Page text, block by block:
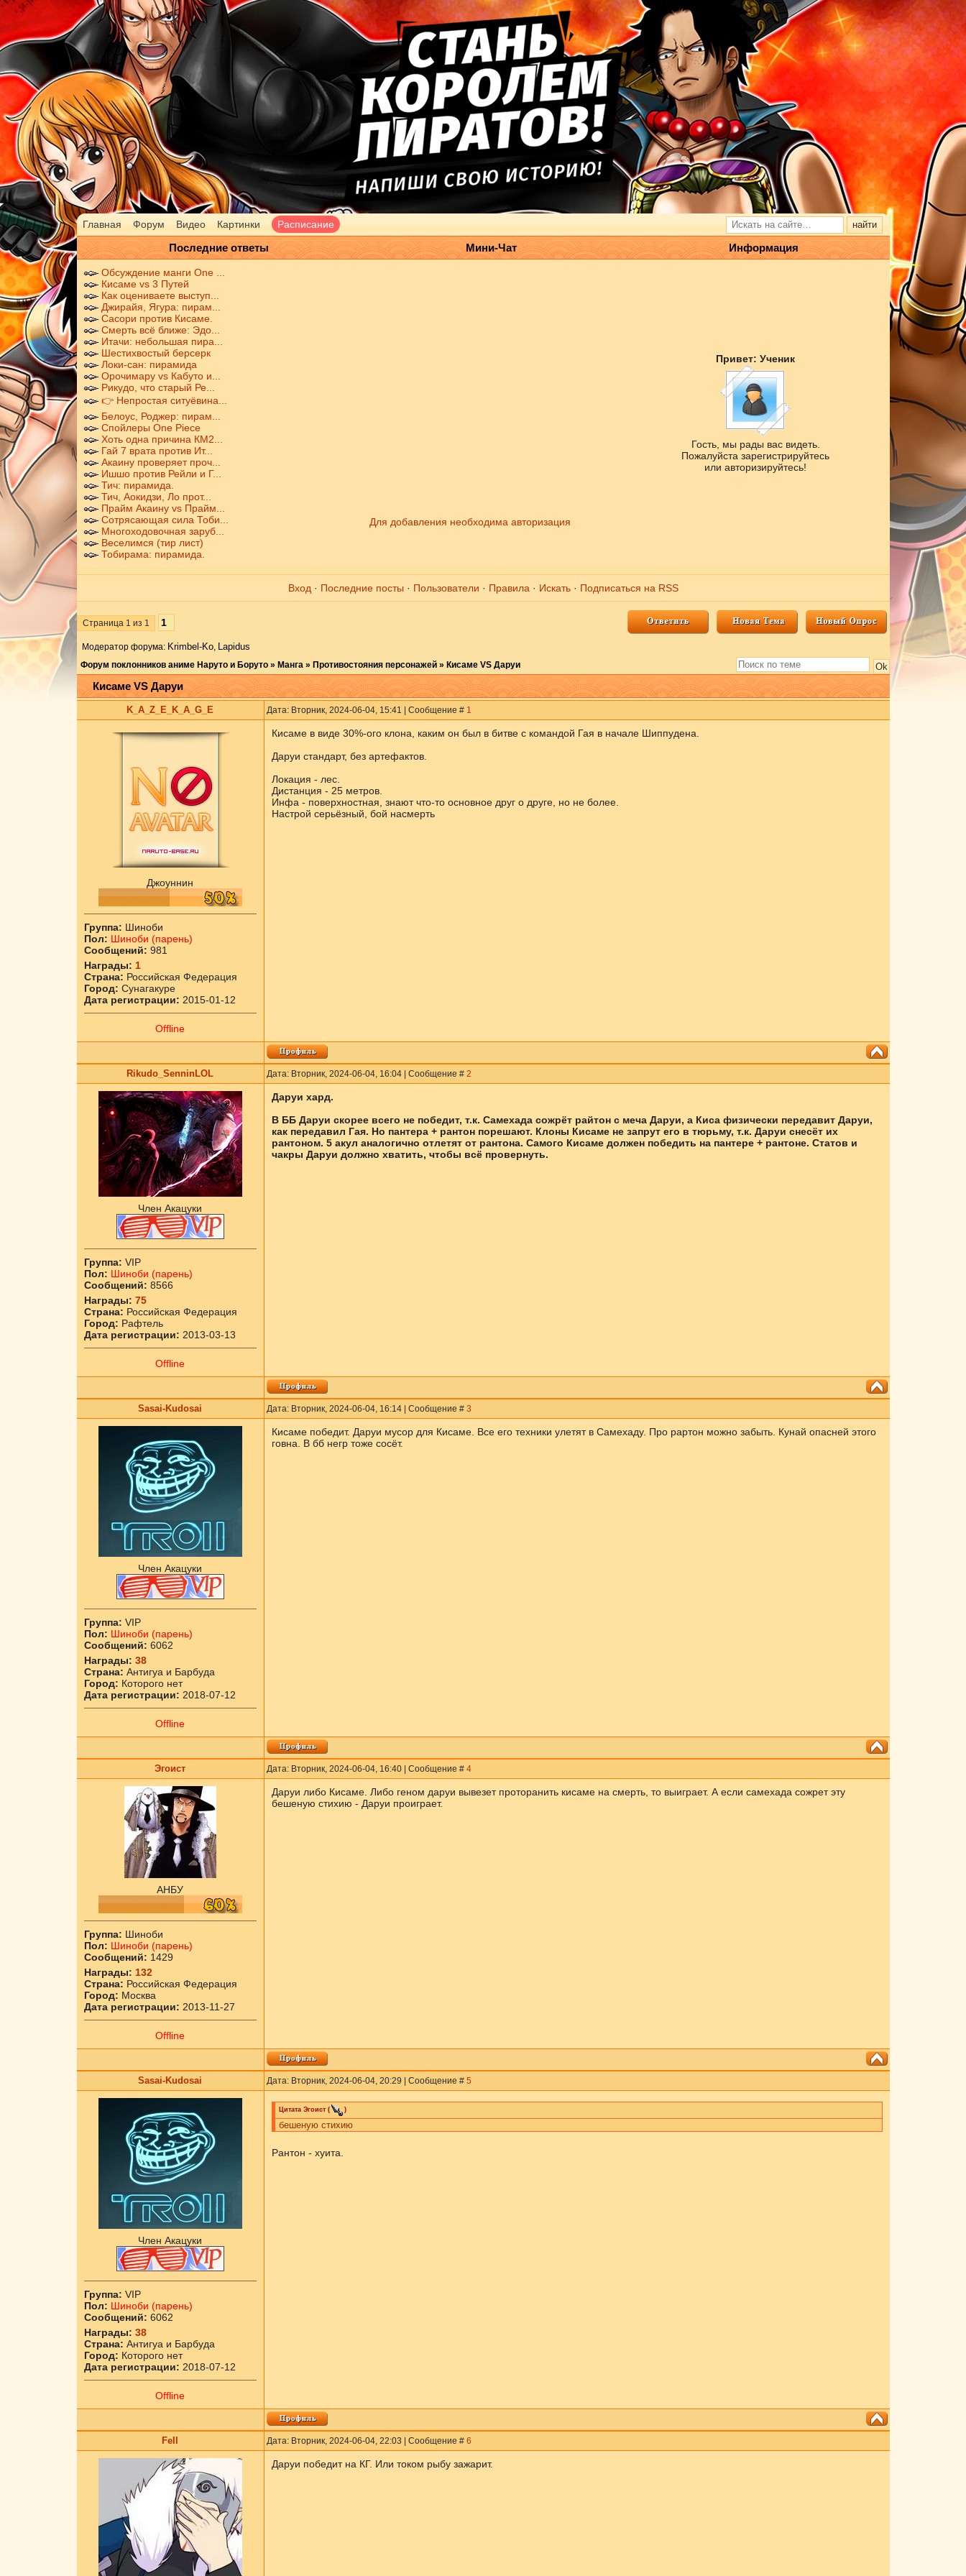
Главная Форум Видео Картинки Расписание
Последние ответы Мини-Чат Информация
Обсуждение манги One ...
Кисаме vs 3 Путей
Как оцениваете выступ...
Джирайя, Ягура: пирам...
Сасори против Кисаме.
Смерть всё ближе: Эдо...
Итачи: небольшая пира...
Шестихвостый берсерк
Локи-сан: пирамида
Орочимару vs Кабуто и...
Рикудо, что старый Ре...
👉 Непростая ситуёвина...
Белоус, Роджер: пирам...
Спойлеры One Piece
Хоть одна причина КМ2...
Гай 7 врата против Ит...
Акаину проверяет проч...
Ишшо против Рейли и Г...
Тич: пирамида.
Тич, Аокидзи, Ло прот...
Прайм Акаину vs Прайм...
Сотрясающая сила Тоби...
Многоходовочная заруб...
Веселимся (тир лист)
Тобирама: пирамида.
Для добавления необходима авторизация
Привет: Ученик
Гость, мы рады вас видеть.
Пожалуйста зарегистрируйтесь
или авторизируйтесь!
Вход · Последние посты · Пользователи · Правила · Искать· Подписаться на RSS
Страница 1 из 1 1
Модератор форума: Krimbel-Ko, Lapidus
Форум поклонников аниме Наруто и Боруто » Манга » Противостояния персонажей » Кисаме VS Даруи
Кисаме VS Даруи
K_A_Z_E_K_A_G_E Дата: Вторник, 2024-06-04, 15:41 | Сообщение # 1
Джоуннин
Группа: Шиноби
Пол: Шиноби (парень)
Сообщений: 981
Награды: 1
Страна: Российская Федерация
Город: Сунагакуре
Дата регистрации: 2015-01-12
Offline
Кисаме в виде 30%-ого клона, каким он был в битве с командой Гая в начале Шиппудена.
Даруи стандарт, без артефактов.
Локация - лес.
Дистанция - 25 метров.
Инфа - поверхностная, знают что-то основное друг о друге, но не более.
Настрой серьёзный, бой насмерть
Rikudo_SenninLOL Дата: Вторник, 2024-06-04, 16:04 | Сообщение # 2
Член Акацуки
Группа: VIP
Пол: Шиноби (парень)
Сообщений: 8566
Награды: 75
Страна: Российская Федерация
Город: Рафтель
Дата регистрации: 2013-03-13
Offline
Даруи хард.
В ББ Даруи скорее всего не победит, т.к. Самехада сожрёт райтон с меча Даруи, а Киса физически передавит Даруи,
как передавил Гая. Но пантера + рантон порешают. Клоны Кисаме не запрут его в тюрьму, т.к. Даруи снесёт их
рантоном. 5 акул аналогично отлетят от рантона. Самого Кисаме должен победить на пантере + рантоне. Статов и
чакры Даруи должно хватить, чтобы всё провернуть.
Sasai-Kudosai Дата: Вторник, 2024-06-04, 16:14 | Сообщение # 3
Член Акацуки
Группа: VIP
Пол: Шиноби (парень)
Сообщений: 6062
Награды: 38
Страна: Антигуа и Барбуда
Город: Которого нет
Дата регистрации: 2018-07-12
Offline
Кисаме победит. Даруи мусор для Кисаме. Все его техники улетят в Самехаду. Про рартон можно забыть. Кунай опасней этого
говна. В бб негр тоже сосёт.
Эгоист Дата: Вторник, 2024-06-04, 16:40 | Сообщение # 4
АНБУ
Группа: Шиноби
Пол: Шиноби (парень)
Сообщений: 1429
Награды: 132
Страна: Российская Федерация
Город: Москва
Дата регистрации: 2013-11-27
Offline
Даруи либо Кисаме. Либо геном даруи вывезет проторанить кисаме на смерть, то выиграет. А если самехада сожрет эту
бешеную стихию - Даруи проиграет.
Sasai-Kudosai Дата: Вторник, 2024-06-04, 20:29 | Сообщение # 5
Член Акацуки
Группа: VIP
Пол: Шиноби (парень)
Сообщений: 6062
Награды: 38
Страна: Антигуа и Барбуда
Город: Которого нет
Дата регистрации: 2018-07-12
Offline
Цитата Эгоист( )
бешеную стихию
Рантон - хуита.
Fell Дата: Вторник, 2024-06-04, 22:03 | Сообщение # 6
Даруи победит на КГ. Или током рыбу зажарит.